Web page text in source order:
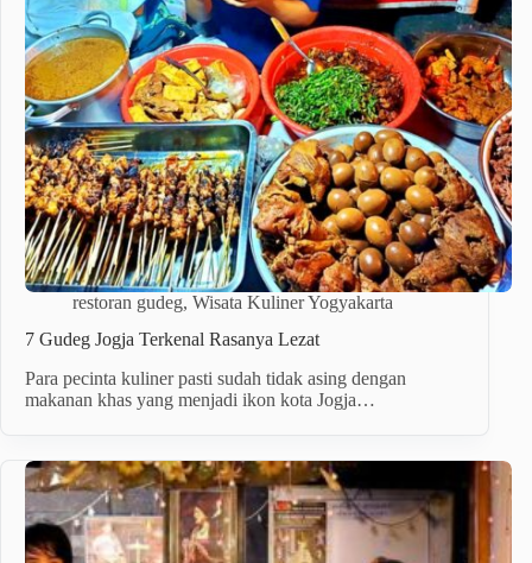
restoran gudeg, Wisata Kuliner Yogyakarta
7 Gudeg Jogja Terkenal Rasanya Lezat
Para pecinta kuliner pasti sudah tidak asing dengan
makanan khas yang menjadi ikon kota Jogja…